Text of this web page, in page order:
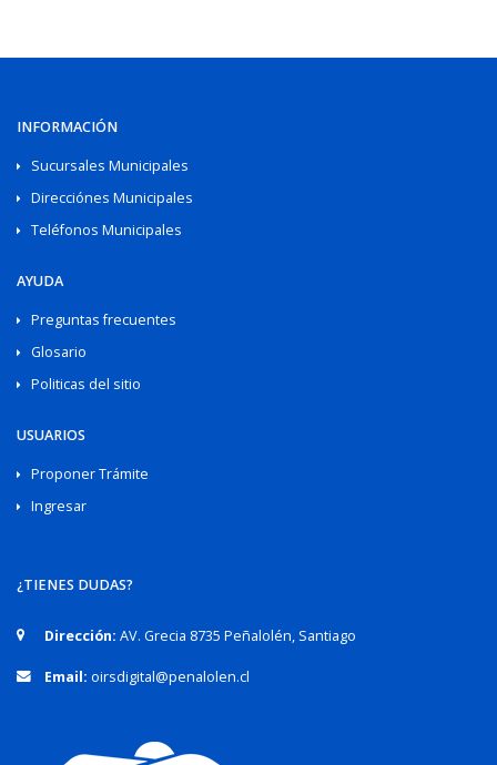
INFORMACIÓN
Sucursales Municipales
Direcciónes Municipales
Teléfonos Municipales
AYUDA
Preguntas frecuentes
Glosario
Politicas del sitio
USUARIOS
Proponer Trámite
Ingresar
¿TIENES DUDAS?
Dirección: AV. Grecia 8735 Peñalolén, Santiago
Email: oirsdigital@penalolen.cl